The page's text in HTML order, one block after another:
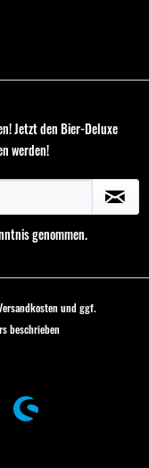
Jetzt den Bier-Deluxe
werden!
genommen.
und ggf.
beschrieben